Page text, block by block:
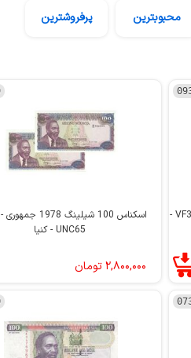
محبوبترین پرفروشترین
اسکناس 100 شیلینگ 1971 جمهوری - تک - VF30 -
اسکناس 100 شیلینگ
UNC65 - کنیا
۲,۸۰۰,۰۰۰ تومان